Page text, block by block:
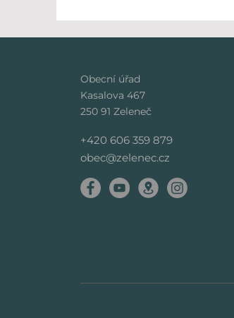
Obecní úřad
Kasalova 467
250 91 Zeleneč
+420 606 359 879
obec@zelenec.cz